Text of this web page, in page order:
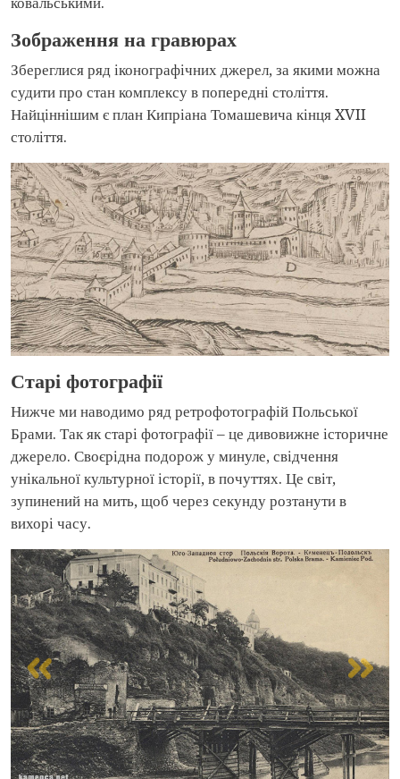
Зображення на гравюрах
Збереглися ряд іконографічних джерел, за якими можна
судити про стан комплексу в попередні століття.
Найціннішим є план Кипріана Томашевича кінця XVII
століття.
Старі фотографії
Нижче ми наводимо ряд ретрофотографій Польської
Брами. Так як старі фотографії – це дивовижне історичне
джерело. Своєрідна подорож у минуле, свідчення
унікальної культурної історії, в почуттях. Це світ,
зупинений на мить, щоб через секунду розтанути в
вихорі часу.